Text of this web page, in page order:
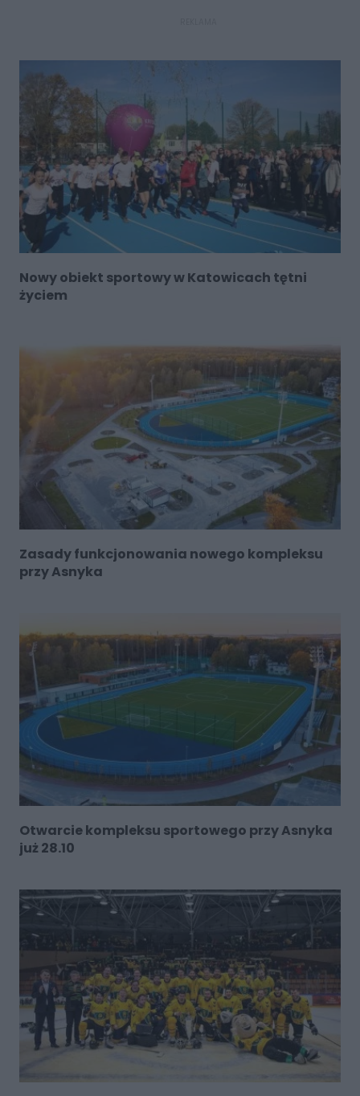
Nowy obiekt sportowy w Katowicach tętni
życiem
Zasady funkcjonowania nowego kompleksu
przy Asnyka
Otwarcie kompleksu sportowego przy Asnyka
już 28.10